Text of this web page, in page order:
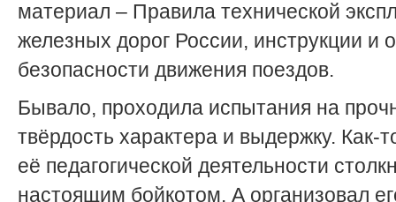
материал – Правила технической
железных дорог России, инструкции и
безопасности движения поездов.
Бывало, проходила испытания на
твёрдость характера и выдержку. Как-
её педагогической деятельности
настоящим бойкотом. А организовал